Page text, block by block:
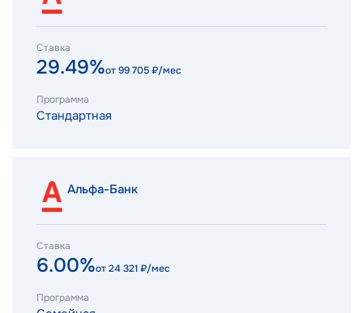
Ставка
29.49%от99 705₽/мес
Программа
Стандартная
Альфа-Банк
Ставка
6.00%от24 321₽/мес
Программа